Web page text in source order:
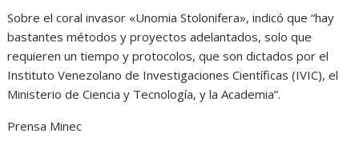
Sobre el coral invasor «Unomia Stolonifera», indicó que “hay
bastantes métodos y proyectos adelantados, solo que
requieren un tiempo y protocolos, que son dictados por el
Instituto Venezolano de Investigaciones Científicas (IVIC), el
Ministerio de Ciencia y Tecnología, y la Academia”.
Prensa Minec